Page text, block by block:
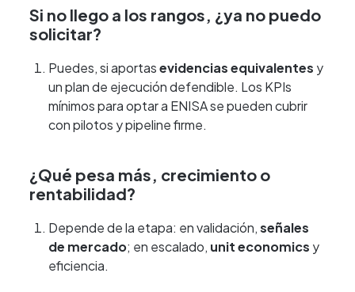
Si no llego a los rangos, ¿ya no puedo
solicitar?
Puedes, si aportasevidencias equivalentes y
un plan de ejecución defendible. Los KPIs
mínimos para optar a ENISA se pueden cubrir
con pilotos y pipeline firme.
¿Qué pesa más, crecimiento o
rentabilidad?
Depende de la etapa: en validación,señales
de mercado; en escalado, unit economics y
eficiencia.